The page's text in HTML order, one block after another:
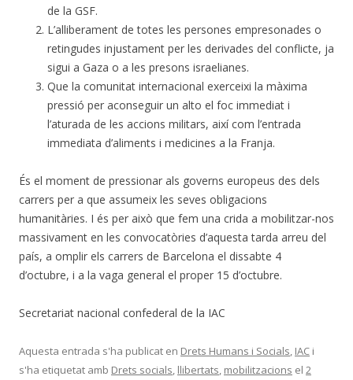
de la GSF.
L’alliberament de totes les persones empresonades o
retingudes injustament per les derivades del conflicte, ja
sigui a Gaza o a les presons israelianes.
Que la comunitat internacional exerceixi la màxima
pressió per aconseguir un alto el foc immediat i
l’aturada de les accions militars, així com l’entrada
immediata d’aliments i medicines a la Franja.
És el moment de pressionar als governs europeus des dels
carrers per a que assumeix les seves obligacions
humanitàries. I és per això que fem una crida a mobilitzar-nos
massivament en les convocatòries d’aquesta tarda arreu del
país, a omplir els carrers de Barcelona el dissabte 4
d’octubre, i a la vaga general el proper 15 d’octubre.
Secretariat nacional confederal de la IAC
Aquesta entrada s'ha publicat en Drets Humans i Socials IAC i
s'ha etiquetat amb Drets socials llibertats mobilitzacions el 2